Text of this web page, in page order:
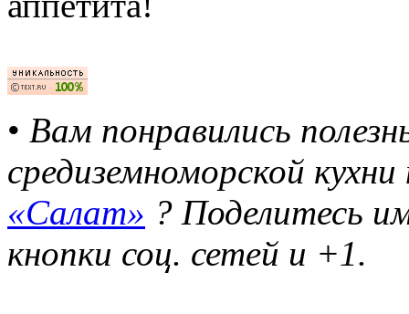
• Вам понравились
средиземноморской
«Салат» ? Поделитесь
кнопки соц. сетей и +1.